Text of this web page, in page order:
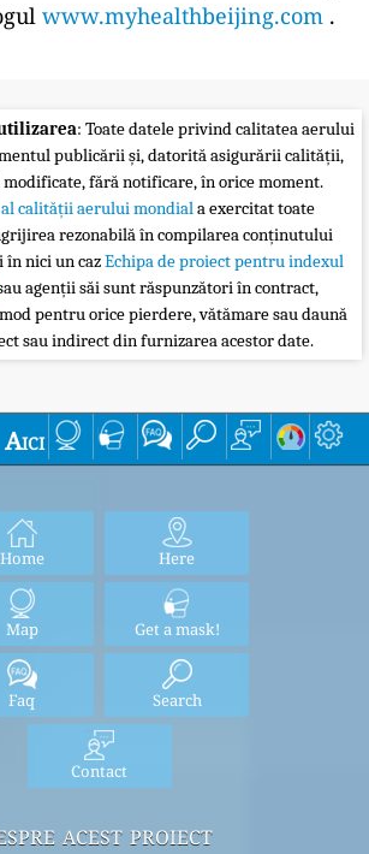
www.myhealthbeijing.com .
: Toate datele privind calitatea aerului
publicării și, datorită asigurării calității,
modificate, fără notificare, în orice moment.
calității aerului mondiala exercitat toate
rezonabilă în compilarea conținutului
nici un cazEchipa de proiect pentru indexul
agenții săi sunt răspunzători în contract,
pentru orice pierdere, vătămare sau daună
sau indirect din furnizarea acestor date.
Aici
Home Here
Map Get a mask!
Faq Search
Contact
acest proiect